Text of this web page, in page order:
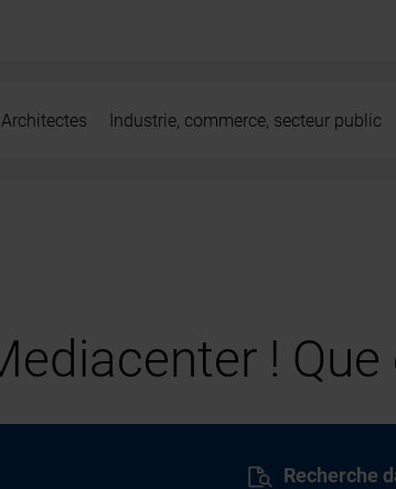
Architectes Industrie, commerce, secteur public
!
Recherche